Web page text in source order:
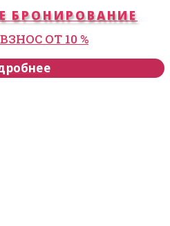
БРОНИРОВАНИЕ
ОТ 10 %